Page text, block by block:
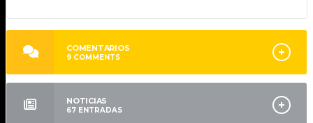
COMENTARIOS
9 COMMENTS
NOTICIAS
67 ENTRADAS